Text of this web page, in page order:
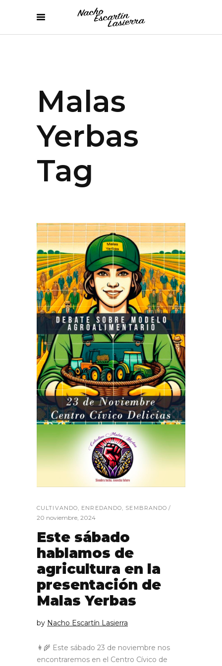
Malas
Yerbas
Tag
CULTIVANDO, ENREDANDO, SEMBRANDO
20 noviembre, 2024
Este sábado
hablamos de
agricultura en la
presentación de
Malas Yerbas
by Nacho Escartín Lasierra
👩‍🌾 Este sábado 23 de noviembre nos
encontraremos en el Centro Cívico de